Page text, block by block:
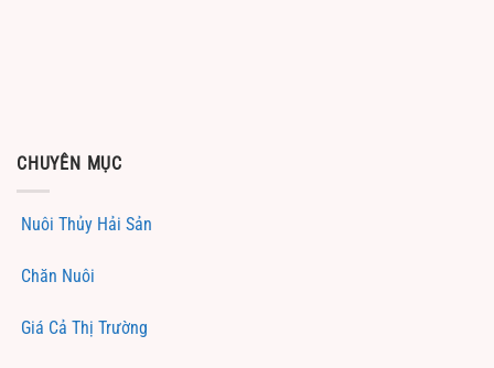
CHUYÊN MỤC
Nuôi Thủy Hải Sản
Chăn Nuôi
Giá Cả Thị Trường